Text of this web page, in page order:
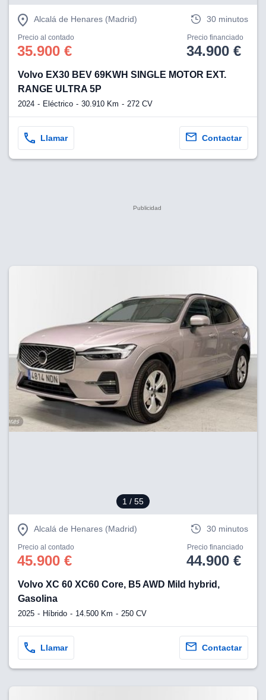
Alcalá de Henares (Madrid) 30 minutos
Precio al contado
35.900 €
Precio financiado
34.900 €
Volvo EX30 BEV 69KWH SINGLE MOTOR EXT.
RANGE ULTRA 5P
2024 Eléctrico 30.910 Km 272 CV
Llamar Contactar
1 / 55
Alcalá de Henares (Madrid) 30 minutos
Precio al contado
45.900 €
Precio financiado
44.900 €
Volvo XC 60 XC60 Core, B5 AWD Mild hybrid,
Gasolina
2025 Híbrido 14.500 Km 250 CV
Llamar Contactar